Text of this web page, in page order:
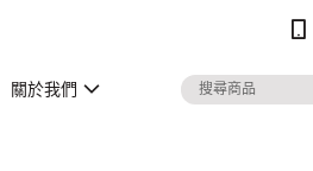
關於我們